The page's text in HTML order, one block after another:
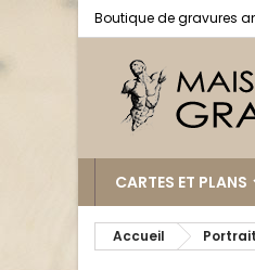
Boutique de gravures
CARTES ET PLANS
Accueil